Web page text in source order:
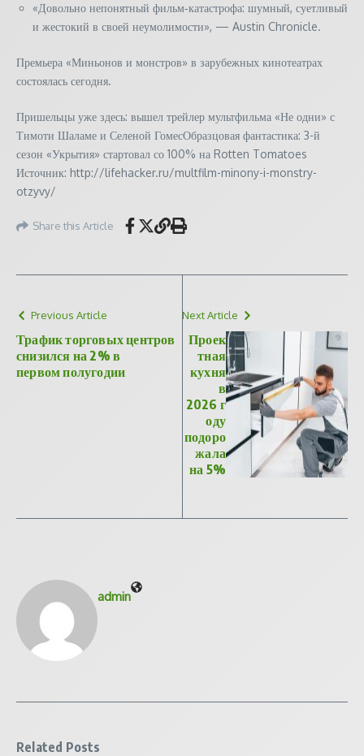
«Довольно непонятный фильм‑катастрофа: шумный, суетливый
и жестокий в своей неумолимости», — Austin Chronicle.
Премьера «Миньонов и монстров» в зарубежных кинотеатрах
состоялась сегодня.
Пришельцы уже здесь: вышел трейлер мультфильма «Не одни» с
Тимоти Шаламе и Селеной ГомесОбразцовая фантастика: 3-й
сезон «Укрытия» стартовал со 100% на Rotten Tomatoes
Источник: http://lifehacker.ru/multfilm-minony-i-monstry-
otzyvy/
Share this Article
Previous Article
Трафик торговых центров
снизился на 2% в
первом полугодии
Next Article
Проек
тная
кухня
в
2026 г
оду
подоро
жала
на 5%
admin
Related Posts